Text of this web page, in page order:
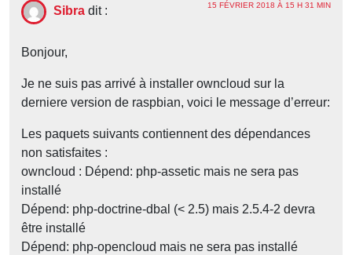
Sibra dit : 15 FÉVRIER 2018 À 15 H 31 MIN
Bonjour,
Je ne suis pas arrivé à installer owncloud sur la
derniere version de raspbian, voici le message d’erreur:
Les paquets suivants contiennent des dépendances
non satisfaites :
owncloud : Dépend: php-assetic mais ne sera pas
installé
Dépend: php-doctrine-dbal (< 2.5) mais 2.5.4-2 devra
être installé
Dépend: php-opencloud mais ne sera pas installé